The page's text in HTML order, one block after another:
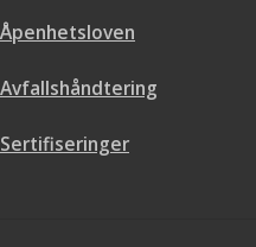
Åpenhetsloven
Avfallshåndtering
Sertifiseringer